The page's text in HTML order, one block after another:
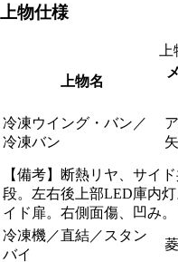
上物仕様
上物名
冷凍ウイング・バン／
冷凍バン
【備考】断熱リヤ、サイ
段。左右後上部LED庫内
イド扉。右側面傷、凹み。
冷凍機／直結／スタン
バイ